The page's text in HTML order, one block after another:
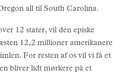
all til South Carolina.
12 stater, vil den episke
12,2 millioner amerikanere
For resten af os vil vi få et
bliver lidt mørkere på et